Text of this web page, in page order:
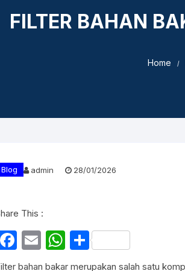
FILTER BAHAN
Home
Blog admin 28/01/2026
This :
F
a
E
m
W
h
S
h
bahan bakar merupakan salah satu